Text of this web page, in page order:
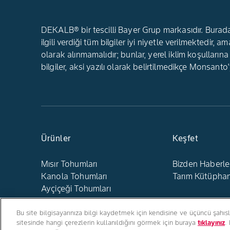
DEKALB® bir tescilli Bayer Grup markasıdır.
ilgili verdiği tüm bilgiler iyi niyetle verilmektedir,
olarak alınmamalıdır; bunlar, yerel iklim
bilgiler, aksi yazılı olarak belirtilmedikçe
Ürünler
Mısır Tohumları
Kanola Tohumları
Ayçiçeği Tohumları
Keşfet
Bizden
Tarım
Bu site bilgisayarınıza bilgi kaydetmek için kendisine ve üçüncü
sitesinde hangi çerezlerin kullanıldığını görmek için buraya tıklayınız.